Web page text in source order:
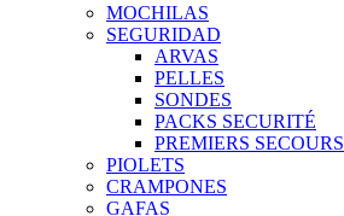
MOCHILAS
SEGURIDAD
ARVAS
PELLES
SONDES
PACKS SECURITÉ
PREMIERS SECOURS
PIOLETS
CRAMPONES
GAFAS